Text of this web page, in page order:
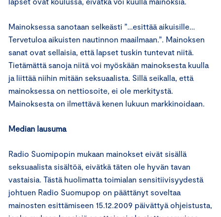
Mainoksessa sanotaan selkeästi ”…esittää aikuisille…
Tervetuloa aikuisten nautinnon maailmaan.”. Mainoksen
sanat ovat sellaisia, että lapset tuskin tuntevat niitä.
Tietämättä sanoja niitä voi myöskään mainoksesta kuulla
ja liittää niihin mitään seksuaalista. Sillä seikalla, että
mainoksessa on nettiosoite, ei ole merkitystä.
Mainoksesta on ilmettävä kenen lukuun markkinoidaan.
Median lausuma
Radio Suomipopin mukaan mainokset eivät sisällä
seksuaalista sisältöä, eivätkä täten ole hyvän tavan
vastaisia. Tästä huolimatta toimialan sensitiivisyydestä
johtuen Radio Suomupop on päättänyt soveltaa
mainosten esittämiseen 15.12.2009 päivättyä ohjeistusta,